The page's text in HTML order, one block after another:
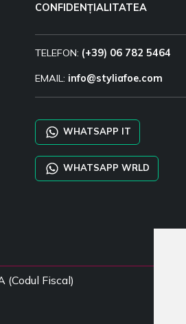
CONFIDENȚIALITATEA
TELEFON: (+39) 06 782 5464
EMAIL: info@styliafoe.com
WHATSAPP IT
WHATSAPP WRLD
Fiscal)